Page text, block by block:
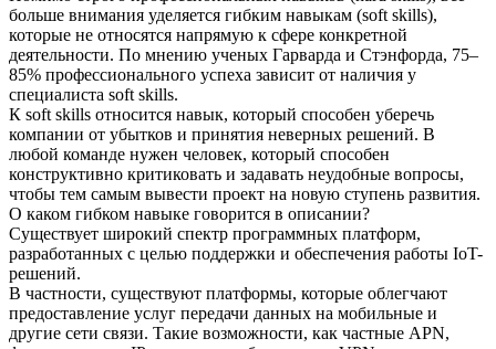
больше внимания уделяется гибким навыкам (soft skills),
которые не относятся напрямую к сфере конкретной
деятельности. По мнению ученых Гарварда и Стэнфорда, 75–
85% профессионального успеха зависит от наличия у
специалиста soft skills.
К soft skills относится навык, который способен уберечь
компании от убытков и принятия неверных решений. В
любой команде нужен человек, который способен
конструктивно критиковать и задавать неудобные вопросы,
чтобы тем самым вывести проект на новую ступень развития.
О каком гибком навыке говорится в описании?
Существует широкий спектр программных платформ,
разработанных с целью поддержки и обеспечения работы IoT-
решений.
В частности, существуют платформы, которые облегчают
предоставление услуг передачи данных на мобильные и
другие сети связи. Такие возможности, как частные APN,